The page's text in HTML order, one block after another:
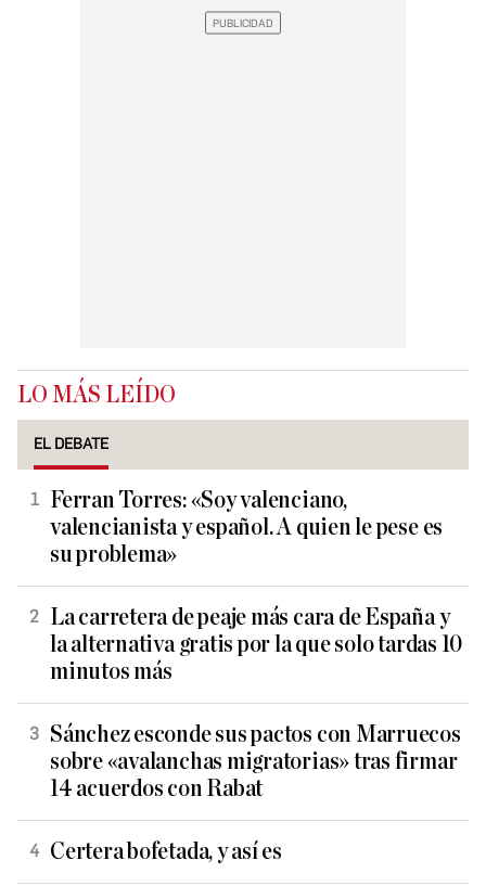
LO MÁS LEÍDO
EL DEBATE
Ferran Torres: «Soy valenciano,
valencianista y español. A quien le pese es
su problema»
La carretera de peaje más cara de España y
la alternativa gratis por la que solo tardas 10
minutos más
Sánchez esconde sus pactos con Marruecos
sobre «avalanchas migratorias» tras firmar
14 acuerdos con Rabat
Certera bofetada, y así es